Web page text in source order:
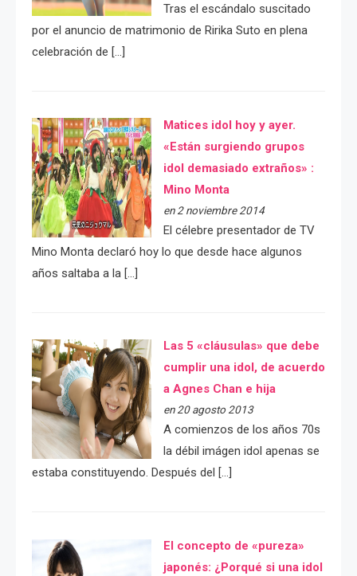
Tras el escándalo suscitado
por el anuncio de matrimonio de Ririka Suto en plena
celebración de […]
Matices idol hoy y ayer.
«Están surgiendo grupos
idol demasiado extraños» :
Mino Monta
en 2 noviembre 2014
El célebre presentador de TV
Mino Monta declaró hoy lo que desde hace algunos
años saltaba a la […]
Las 5 «cláusulas» que debe
cumplir una idol, de acuerdo
a Agnes Chan e hija
en 20 agosto 2013
A comienzos de los años 70s
la débil imágen idol apenas se
estaba constituyendo. Después del […]
El concepto de «pureza»
japonés: ¿Porqué si una idol